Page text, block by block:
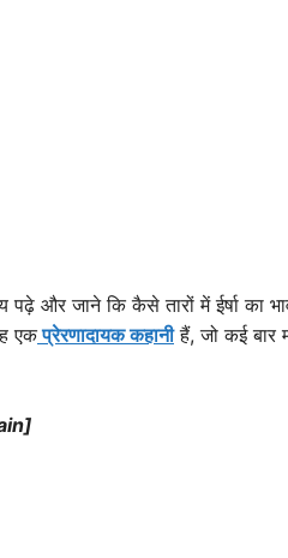
और जाने कि कैसे तारों में ईर्षा का
एकप्रेरणादायक कहानीहैं, जो कई बार